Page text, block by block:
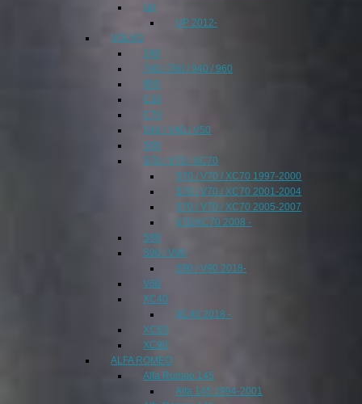
Up
UP 2012-
VOLVO
240
740 / 760 / 940 / 960
850
C30
C70
S40 / V40 / V50
S60
S70 / V70 / XC70
S70 / V70 / XC70 1997-2000
S70 / V70 / XC70 2001-2004
S70 / V70 / XC70 2005-2007
V70/XC70 2008 -
S80
S90 / V90
S90 / V90 2018-
V60
XC40
XC40 2018 -
XC60
XC90
ALFA ROMEO
Alfa Romeo 145
Alfa 145 1994-2001